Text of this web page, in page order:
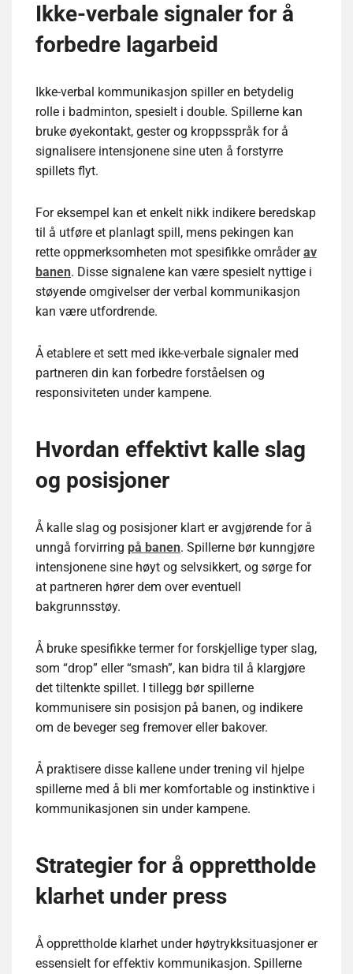
Ikke-verbale signaler for å
forbedre lagarbeid
Ikke-verbal kommunikasjon spiller en betydelig
rolle i badminton, spesielt i double. Spillerne kan
bruke øyekontakt, gester og kroppsspråk for å
signalisere intensjonene sine uten å forstyrre
spillets flyt.
For eksempel kan et enkelt nikk indikere beredskap
til å utføre et planlagt spill, mens pekingen kan
rette oppmerksomheten mot spesifikke områderav
banen. Disse signalene kan være spesielt nyttige i
støyende omgivelser der verbal kommunikasjon
kan være utfordrende.
Å etablere et sett med ikke-verbale signaler med
partneren din kan forbedre forståelsen og
responsiviteten under kampene.
Hvordan effektivt kalle slag
og posisjoner
Å kalle slag og posisjoner klart er avgjørende for å
unngå forvirring på banen. Spillerne bør kunngjøre
intensjonene sine høyt og selvsikkert, og sørge for
at partneren hører dem over eventuell
bakgrunnsstøy.
Å bruke spesifikke termer for forskjellige typer slag,
som “drop” eller “smash”, kan bidra til å klargjøre
det tiltenkte spillet. I tillegg bør spillerne
kommunisere sin posisjon på banen, og indikere
om de beveger seg fremover eller bakover.
Å praktisere disse kallene under trening vil hjelpe
spillerne med å bli mer komfortable og instinktive i
kommunikasjonen sin under kampene.
Strategier for å opprettholde
klarhet under press
Å opprettholde klarhet under høytrykksituasjoner er
essensielt for effektiv kommunikasjon. Spillerne